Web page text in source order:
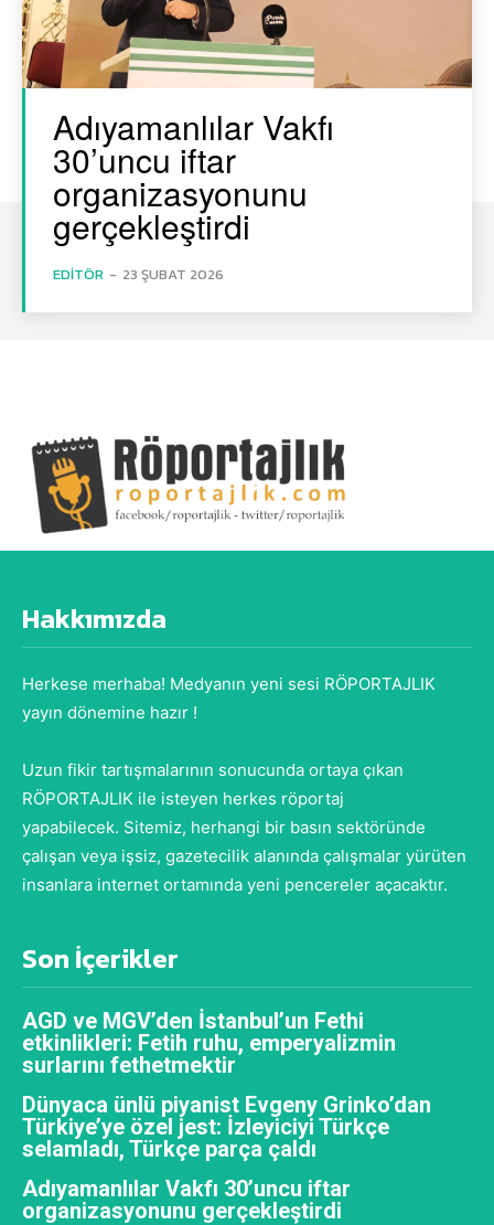
Adıyamanlılar Vakfı
30’uncu iftar
organizasyonunu
gerçekleştirdi
EDITÖR - 23 ŞUBAT 2026
Hakkımızda
Herkese merhaba! Medyanın yeni sesi RÖPORTAJLIK
yayın dönemine hazır !
Uzun fikir tartışmalarının sonucunda ortaya çıkan
RÖPORTAJLIK ile isteyen herkes röportaj
yapabilecek. Sitemiz, herhangi bir basın sektöründe
çalışan veya işsiz, gazetecilik alanında çalışmalar yürüten
insanlara internet ortamında yeni pencereler açacaktır.
Son İçerikler
AGD ve MGV’den İstanbul’un Fethi
etkinlikleri: Fetih ruhu, emperyalizmin
surlarını fethetmektir
Dünyaca ünlü piyanist Evgeny Grinko’dan
Türkiye’ye özel jest: İzleyiciyi Türkçe
selamladı, Türkçe parça çaldı
Adıyamanlılar Vakfı 30’uncu iftar
organizasyonunu gerçekleştirdi